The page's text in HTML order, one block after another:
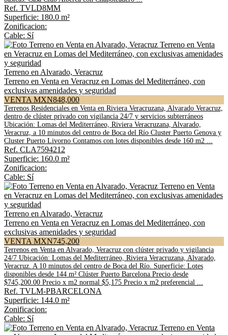
Ref. TVLD8MM
Superficie: 180.0 m²
Zonificacion:
Cable: Sí
Terreno en Alvarado, Veracruz
Terreno en Venta en Veracruz en Lomas del Mediterráneo, con
exclusivas amenidades y seguridad
VENTA MXN848,000
Terrenos Residenciales en Venta en Riviera Veracruzana, Alvarado Veracruz,
dentro de clúster privado con vigilancia 24/7 y servicios subterráneos
Ubicación: Lomas del Mediterráneo, Riviera Veracruzana, Alvarado,
Veracruz, a 10 minutos del centro de Boca del Río Cluster Puerto Genova y
Cluster Puerto Livorno Contamos con lotes disponibles desde 160 m2 ...
Ref. CLA7594212
Superficie: 160.0 m²
Zonificacion:
Cable: Sí
Terreno en Alvarado, Veracruz
Terreno en Venta en Veracruz en Lomas del Mediterráneo, con
exclusivas amenidades y seguridad
VENTA MXN745,200
Terrenos en Venta en Alvarado, Veracruz con clúster privado y vigilancia
24/7 Ubicación: Lomas del Mediterráneo, Riviera Veracruzana, Alvarado,
Veracruz. A 10 minutos del centro de Boca del Río. Superficie: Lotes
disponibles desde 144 m² Clúster Puerto Barcelona Precio desde
$745,200.00 Precio x m2 normal $5,175 Precio x m2 preferencial ...
Ref. TVLM-PBARCELONA
Superficie: 144.0 m²
Zonificacion:
Cable: Sí